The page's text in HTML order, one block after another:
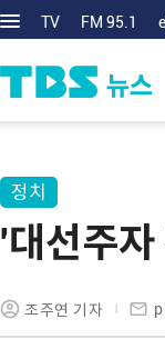
TV FM 95.1
정치
'대선주
조주연 기자